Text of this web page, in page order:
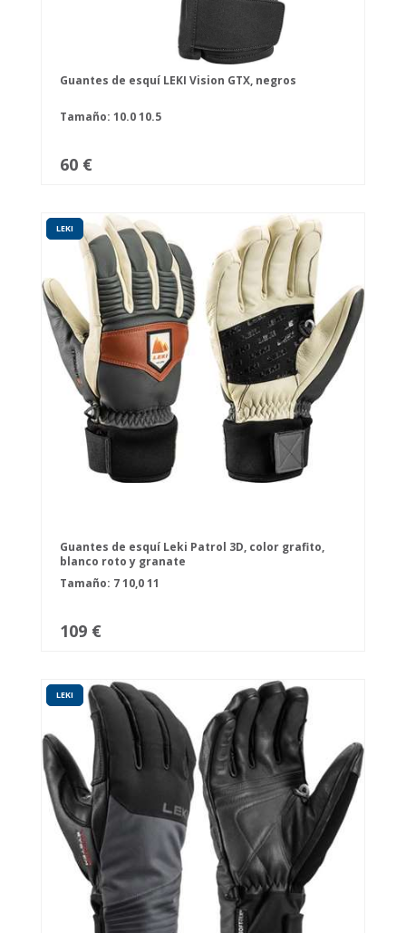
Guantes de esquí LEKI Vision GTX, negros
Tamaño: 10.010.5
60 €
LEKI
Guantes de esquí Leki Patrol 3D, color grafito,
blanco roto y granate
Tamaño: 710,011
109 €
LEKI